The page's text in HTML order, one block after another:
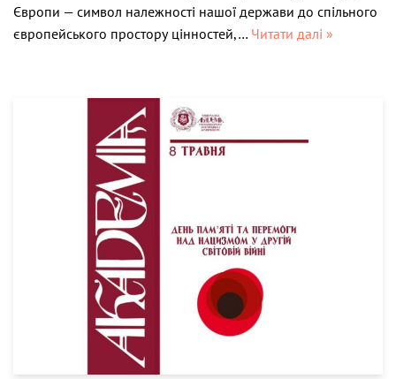
Європи — символ належності нашої держави до спільного
європейського простору цінностей,… Читати далі »